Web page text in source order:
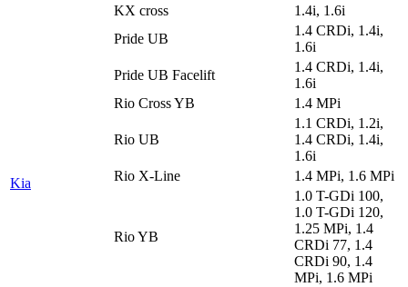
Kia
KX cross
1.4i, 1.6i
Pride UB
1.4 CRDi, 1.4i,
1.6i
Pride UB Facelift
1.4 CRDi, 1.4i,
1.6i
Rio Cross YB
1.4 MPi
Rio UB
1.1 CRDi, 1.2i,
1.4 CRDi, 1.4i,
1.6i
Rio X-Line
1.4 MPi, 1.6 MPi
Rio YB
1.0 T-GDi 100,
1.0 T-GDi 120,
1.25 MPi, 1.4
CRDi 77, 1.4
CRDi 90, 1.4
MPi, 1.6 MPi